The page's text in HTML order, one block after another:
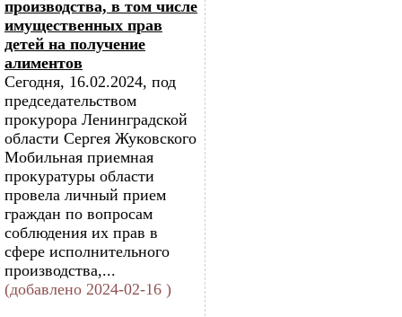
производства, в том числе
имущественных прав
детей на получение
алиментов
Сегодня, 16.02.2024, под
председательством
прокурора Ленинградской
области Сергея Жуковского
Мобильная приемная
прокуратуры области
провела личный прием
граждан по вопросам
соблюдения их прав в
сфере исполнительного
производства,...
(добавлено 2024-02-16 )